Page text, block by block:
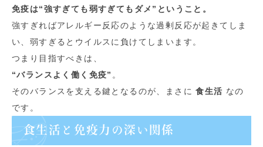
免疫は“強すぎても弱すぎてもダメ”ということ。
強すぎればアレルギー反応のような過剰反応が起きてしま
い、弱すぎるとウイルスに負けてしまいます。
つまり目指すべきは、
“バランスよく働く免疫” 。
そのバランスを支える鍵となるのが、まさに食生活 なの
です。
食生活と免疫力の深い関係